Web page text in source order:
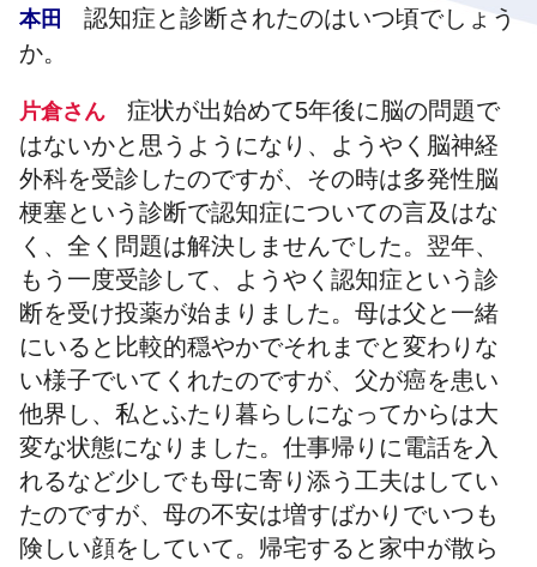
本田認知症と診断されたのはいつ頃でしょう
か。
片倉さん症状が出始めて5年後に脳の問題で
はないかと思うようになり、ようやく脳神経
外科を受診したのですが、その時は多発性脳
梗塞という診断で認知症についての言及はな
く、全く問題は解決しませんでした。翌年、
もう一度受診して、ようやく認知症という診
断を受け投薬が始まりました。母は父と一緒
にいると比較的穏やかでそれまでと変わりな
い様子でいてくれたのですが、父が癌を患い
他界し、私とふたり暮らしになってからは大
変な状態になりました。仕事帰りに電話を入
れるなど少しでも母に寄り添う工夫はしてい
たのですが、母の不安は増すばかりでいつも
険しい顔をしていて。帰宅すると家中が散ら